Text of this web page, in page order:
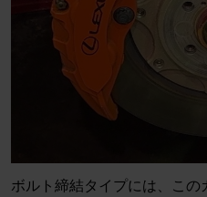
ボルト締結タイプには、こ